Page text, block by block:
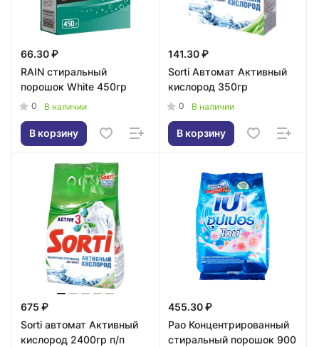
66.30 ₽
RAIN стиральный
порошок White 450гр
0 В наличии
В корзину
141.30 ₽
Sorti Автомат Активный
кислород 350гр
0 В наличии
В корзину
675 ₽
Sorti автомат Активный
кислород 2400гр п/п
455.30 ₽
Pao Концентрированный
стиральный порошок 900